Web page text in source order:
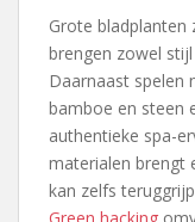
Grote bladplanten
brengen zowel
Daarnaast spelen
bamboe en steen
authentieke spa-
materialen brengt
kan zelfs